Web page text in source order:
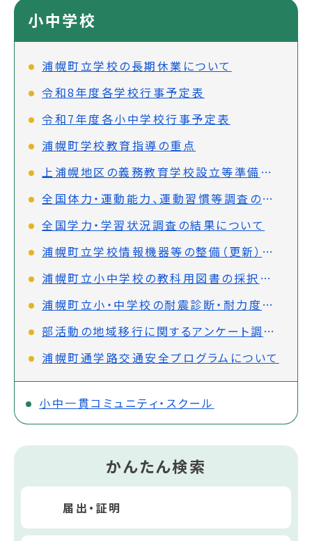
小中学校
浦幌町立学校の長期休業について
令和8年度各学校行事予定表
令和7年度各小中学校行事予定表
浦幌町学校教育指導の重点
上浦幌地区の義務教育学校設立等準備委員会だより
全国体力・運動能力、運動習慣等調査の結果について
全国学力・学習状況調査の結果について
浦幌町立学校情報機器等の整備（更新）に関する計画
浦幌町立小中学校の教科用図書の採択結果について
浦幌町立小・中学校の耐震診断・耐力度調査の結果について
部活動の地域移行に関するアンケート調査結果について
浦幌町通学路交通安全プログラムについて
小中一貫コミュニティ・スクール
かんたん検索
届出・証明